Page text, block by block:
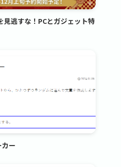
見逃すな！PCとガジェット特
ー